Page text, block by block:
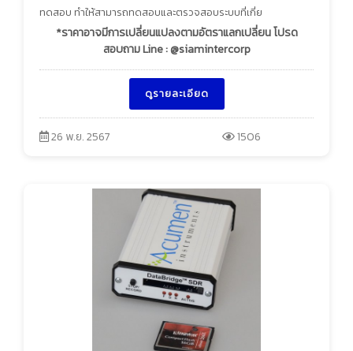
ทดสอบ ทำให้สามารถทดสอบและตรวจสอบระบบที่เกี่ย
*ราคาอาจมีการเปลี่ยนแปลงตามอัตราแลกเปลี่ยน โปรด
สอบถาม Line : @siamintercorp
ดูรายละเอียด
26 พ.ย. 2567 1506